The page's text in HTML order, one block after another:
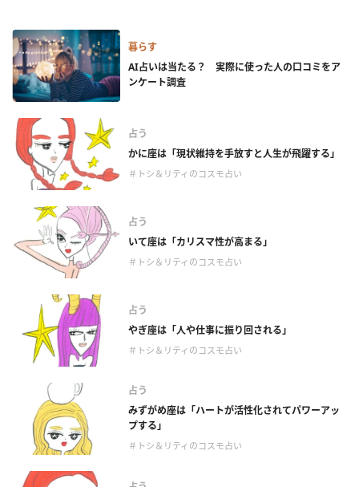
暮らす
AI占いは当たる？ 実際に使った人の口コミをア
ンケート調査
占う
かに座は「現状維持を手放すと人生が飛躍する」
＃トシ＆リティのコスモ占い
占う
いて座は「カリスマ性が高まる」
＃トシ＆リティのコスモ占い
占う
やぎ座は「人や仕事に振り回される」
＃トシ＆リティのコスモ占い
占う
みずがめ座は「ハートが活性化されてパワーアッ
プする」
＃トシ＆リティのコスモ占い